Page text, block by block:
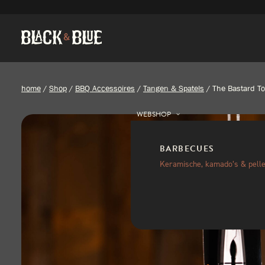
WEBSHOP
BARBECUES
Keramische, kamado’s &
home / Shop / BBQ Accessoires / Tangen & Spatels / The Bastard